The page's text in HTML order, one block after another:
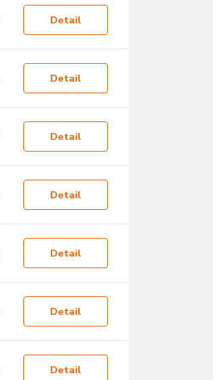
Detail
Detail
Detail
Detail
Detail
Detail
Detail